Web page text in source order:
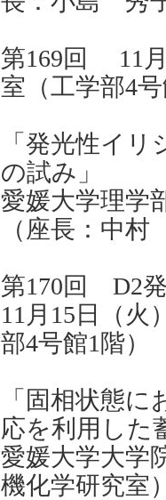
第169回 11
室（工学部4
「発光性イ
の試み」
愛媛大学理
（座長：中
第170回 D2
11月15日（
部4号館1階）
「固相状態
応を利用した
愛媛大学大
機化学研究室